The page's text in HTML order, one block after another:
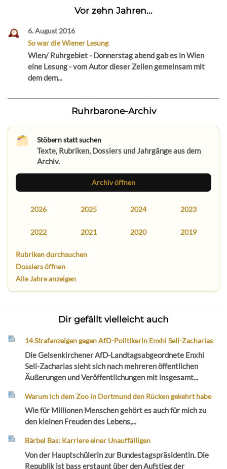
Vor zehn Jahren...
6. August 2016
So war die Wiener Lesung
Wien/ Ruhrgebiet - Donnerstag abend gab es in Wien
eine Lesung - vom Autor dieser Zeilen gemeinsam mit
dem dem...
Ruhrbarone-Archiv
Stöbern statt suchen
Texte, Rubriken, Dossiers und Jahrgänge aus dem
Archiv.
Archiv öffnen
2026 2025 2024 2023
2022 2021 2020 2019
Rubriken durchsuchen
Dossiers öffnen
Alle Jahre anzeigen
Dir gefällt vielleicht auch
14 Strafanzeigen gegen AfD-Politikerin Enxhi Seli-Zacharias
Die Gelsenkirchener AfD-Landtagsabgeordnete Enxhi
Seli-Zacharias sieht sich nach mehreren öffentlichen
Äußerungen und Veröffentlichungen mit insgesamt...
Warum ich dem Zoo in Dortmund den Rücken gekehrt habe
Wie für Millionen Menschen gehört es auch für mich zu
den kleinen Freuden des Lebens,...
Bärbel Bas: Karriere einer Unauffälligen
Von der Hauptschülerin zur Bundestagspräsidentin. Die
Republik ist bass erstaunt über den Aufstieg der